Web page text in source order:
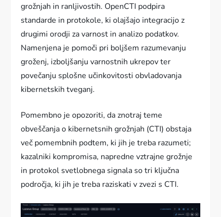
grožnjah in ranljivostih. OpenCTI podpira
standarde in protokole, ki olajšajo integracijo z
drugimi orodji za varnost in analizo podatkov.
Namenjena je pomoči pri boljšem razumevanju
groženj, izboljšanju varnostnih ukrepov ter
povečanju splošne učinkovitosti obvladovanja
kibernetskih tveganj.
Pomembno je opozoriti, da znotraj teme
obveščanja o kibernetsnih grožnjah (CTI) obstaja
več pomembnih podtem, ki jih je treba razumeti;
kazalniki kompromisa, napredne vztrajne grožnje
in protokol svetlobnega signala so tri ključna
področja, ki jih je treba raziskati v zvezi s CTI.